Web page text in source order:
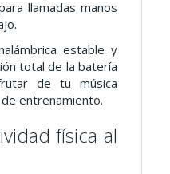
llamadas manos
estable y
total de la batería
de tu música
entrenamiento.
física al